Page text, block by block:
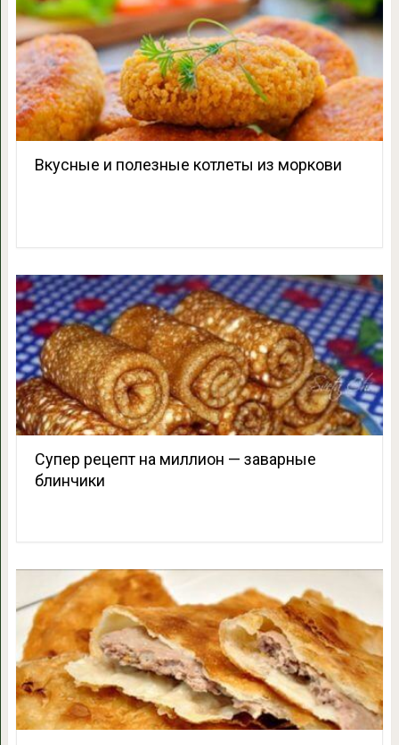
Вкусные и полезные котлеты из моркови
Супер рецепт на миллион — заварные
блинчики